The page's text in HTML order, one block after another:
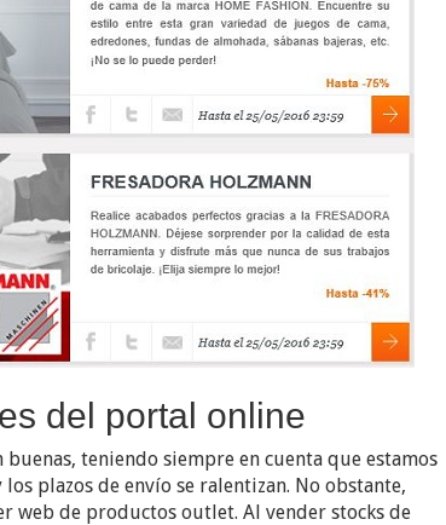
del portal online
teniendo siempre en cuenta que estamos
plazos de envío se ralentizan. No obstante,
web de productos outlet. Al vender stocks de